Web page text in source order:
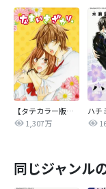
【タテカラー版】なまいきざかり。
1,307万
同じジャンル